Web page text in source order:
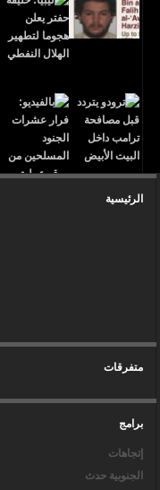
الرئيسية
متفرقات
برامج
إتجاهات
الجنوبية حدث